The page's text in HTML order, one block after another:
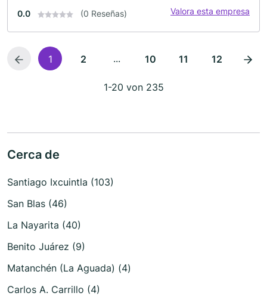
0.0 (0 Reseñas) Valora esta empresa
1 2 ... 10 11 12
1-20 von 235
Cerca de
Santiago Ixcuintla (103)
San Blas (46)
La Nayarita (40)
Benito Juárez (9)
Matanchén (La Aguada) (4)
Carlos A. Carrillo (4)